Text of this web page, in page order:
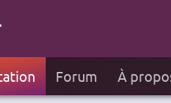
Forum À